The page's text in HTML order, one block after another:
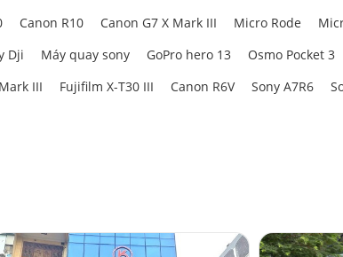
Canon R10 Canon G7 X Mark III Micro Rode
Dji Máy quay sony GoPro hero 13 Osmo Pocket 3
III Fujifilm X-T30 III Canon R6V Sony A7R6